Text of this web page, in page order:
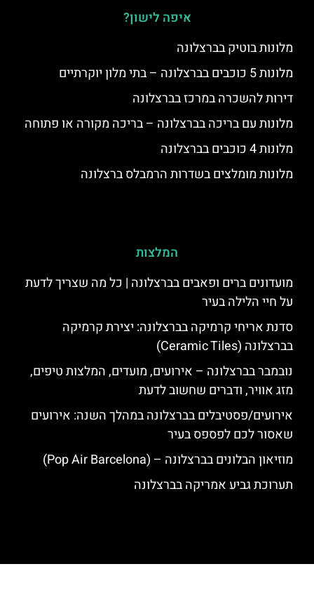
איפה לישון?
מלונות בוטיק בברצלונה
מלונות 5 כוכבים בברצלונה – בתי מלון יוקרתיים
דירות להשכרה במרכז בברצלונה
מלונות עם בריכה בברצלונה – בריכה מקורה או פתוחה
מלונות 4 כוכבים בברצלונה
מלונות מומלצים בשדרות הרמבלס ברצלונה
המלצות
מועדונים ברים ופאבים בברצלונה | כל מה שצריך לדעת
על חיי הלילה בעיר
סדנת אריחי קרמיקה בברצלונה: יצירת קרמיקה
בברצלונה (Ceramic Tiles)
נובמבר בברצלונה – אירועים, מועדים, המלצות טיפים,
מזג אוויר, ודברים שחשוב לדעת
אירועים/פסטיבלים בברצלונה במהלך השנה: אירועים
שאסור לכם לפספס בעיר
מוזיאון הבלונים בברצלונה – (Pop Air Barcelona)
תערוכת גביע אמריקה בברצלונה